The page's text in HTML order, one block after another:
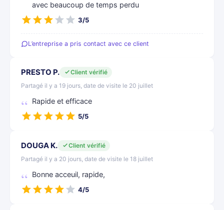
avec beaucoup de temps perdu
3/5
L’entreprise a pris contact avec ce client
PRESTO P.
Client vérifié
Partagé il y a 19 jours, date de visite le 20 juillet
Rapide et efficace
5/5
DOUGA K.
Client vérifié
Partagé il y a 20 jours, date de visite le 18 juillet
Bonne acceuil, rapide,
4/5